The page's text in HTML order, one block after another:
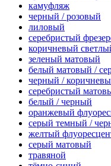
камуфляж
черный / розовый
лиловый
серебристый
коричневый
зеленый матовый
белый матовый /
черный /
серебристый
белый / черный
оранжевый
серый темный /
желтый
серый матовый
травяной